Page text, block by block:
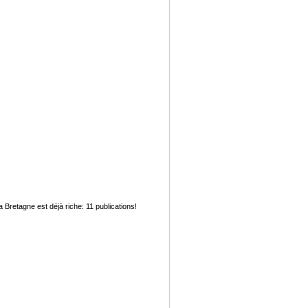
est déjà riche: 11 publications!